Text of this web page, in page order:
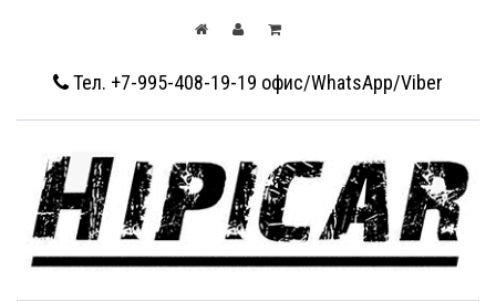
Тел. +7-995-408-19-19 офис/WhatsApp/Viber